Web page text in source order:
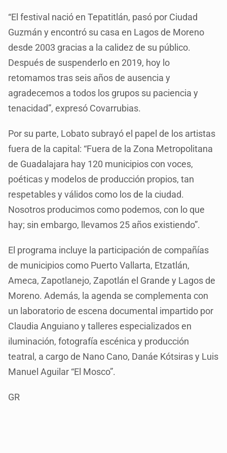
“El festival nació en Tepatitlán, pasó por Ciudad
Guzmán y encontró su casa en Lagos de Moreno
desde 2003 gracias a la calidez de su público.
Después de suspenderlo en 2019, hoy lo
retomamos tras seis años de ausencia y
agradecemos a todos los grupos su paciencia y
tenacidad”, expresó Covarrubias.
Por su parte, Lobato subrayó el papel de los artistas
fuera de la capital: “Fuera de la Zona Metropolitana
de Guadalajara hay 120 municipios con voces,
poéticas y modelos de producción propios, tan
respetables y válidos como los de la ciudad.
Nosotros producimos como podemos, con lo que
hay; sin embargo, llevamos 25 años existiendo”.
El programa incluye la participación de compañías
de municipios como Puerto Vallarta, Etzatlán,
Ameca, Zapotlanejo, Zapotlán el Grande y Lagos de
Moreno. Además, la agenda se complementa con
un laboratorio de escena documental impartido por
Claudia Anguiano y talleres especializados en
iluminación, fotografía escénica y producción
teatral, a cargo de Nano Cano, Danáe Kótsiras y Luis
Manuel Aguilar “El Mosco”.
GR